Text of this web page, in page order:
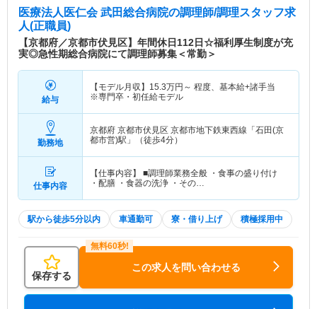
医療法人医仁会 武田総合病院の調理師/調理スタッフ求
人(正職員)
【京都府／京都市伏見区】年間休日112日☆福利厚生制度が充
実◎急性期総合病院にて調理師募集＜常勤＞
給与
【モデル月収】 15.3万円～ 程度、基本給+諸手当
※専門卒・初任給モデル
勤務地
京都府 京都市伏見区 京都市地下鉄東西線「石田(京
都市営)駅」（徒歩4分）
仕事内容
【仕事内容】 ■調理師業務全般 ・食事の盛り付け
・配膳 ・食器の洗浄 ・その…
駅から徒歩5分以内 車通勤可 寮・借り上げ 積極採用中
保存する
この求人を問い合わせる